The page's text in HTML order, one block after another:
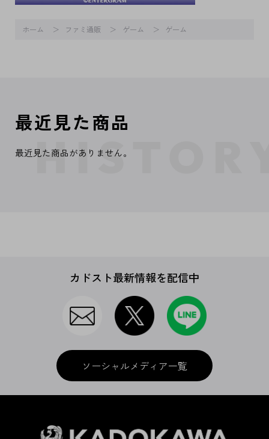
ホーム ファミ通販 ゲーム ゲーム
最近見た商品
最近見た商品がありません。
カドスト最新情報を配信中
ソーシャルメディア一覧